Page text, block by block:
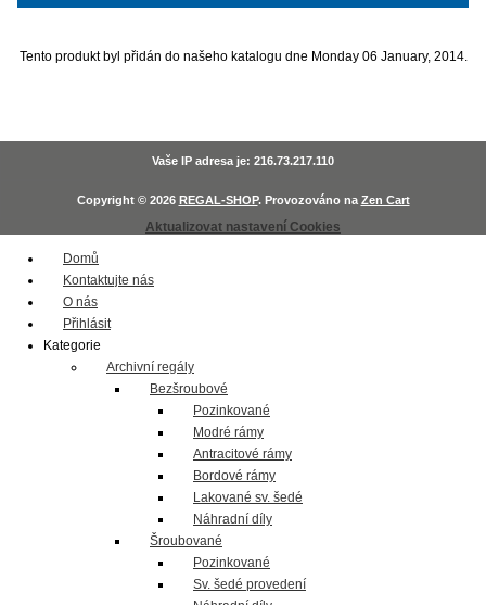
Tento produkt byl přidán do našeho katalogu dne Monday 06 January, 2014.
Vaše IP adresa je: 216.73.217.110
Copyright © 2026 REGAL-SHOP. Provozováno na Zen Cart
Aktualizovat nastavení Cookies
Domů
Kontaktujte nás
O nás
Přihlásit
Kategorie
Archivní regály
Bezšroubové
Pozinkované
Modré rámy
Antracitové rámy
Bordové rámy
Lakované sv. šedé
Náhradní díly
Šroubované
Pozinkované
Sv. šedé provedení